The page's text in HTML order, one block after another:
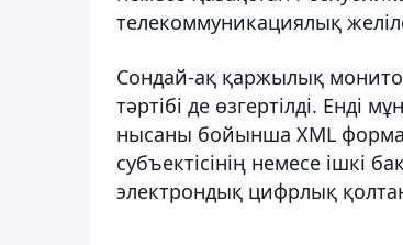
телекоммуникациялық
Сондай-ақ қаржылық
тәртібі де өзгертілді. Енді
нысаны бойынша XML
субъектісінің немесе ішкі
электрондық цифрлық